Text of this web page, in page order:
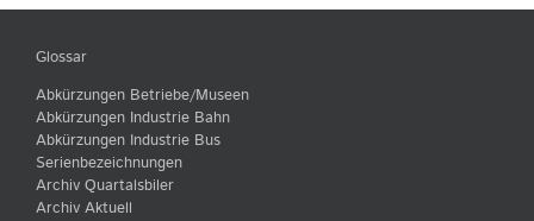
Glossar
Abkürzungen Betriebe/Museen
Abkürzungen Industrie Bahn
Abkürzungen Industrie Bus
Serienbezeichnungen
Archiv Quartalsbiler
Archiv Aktuell